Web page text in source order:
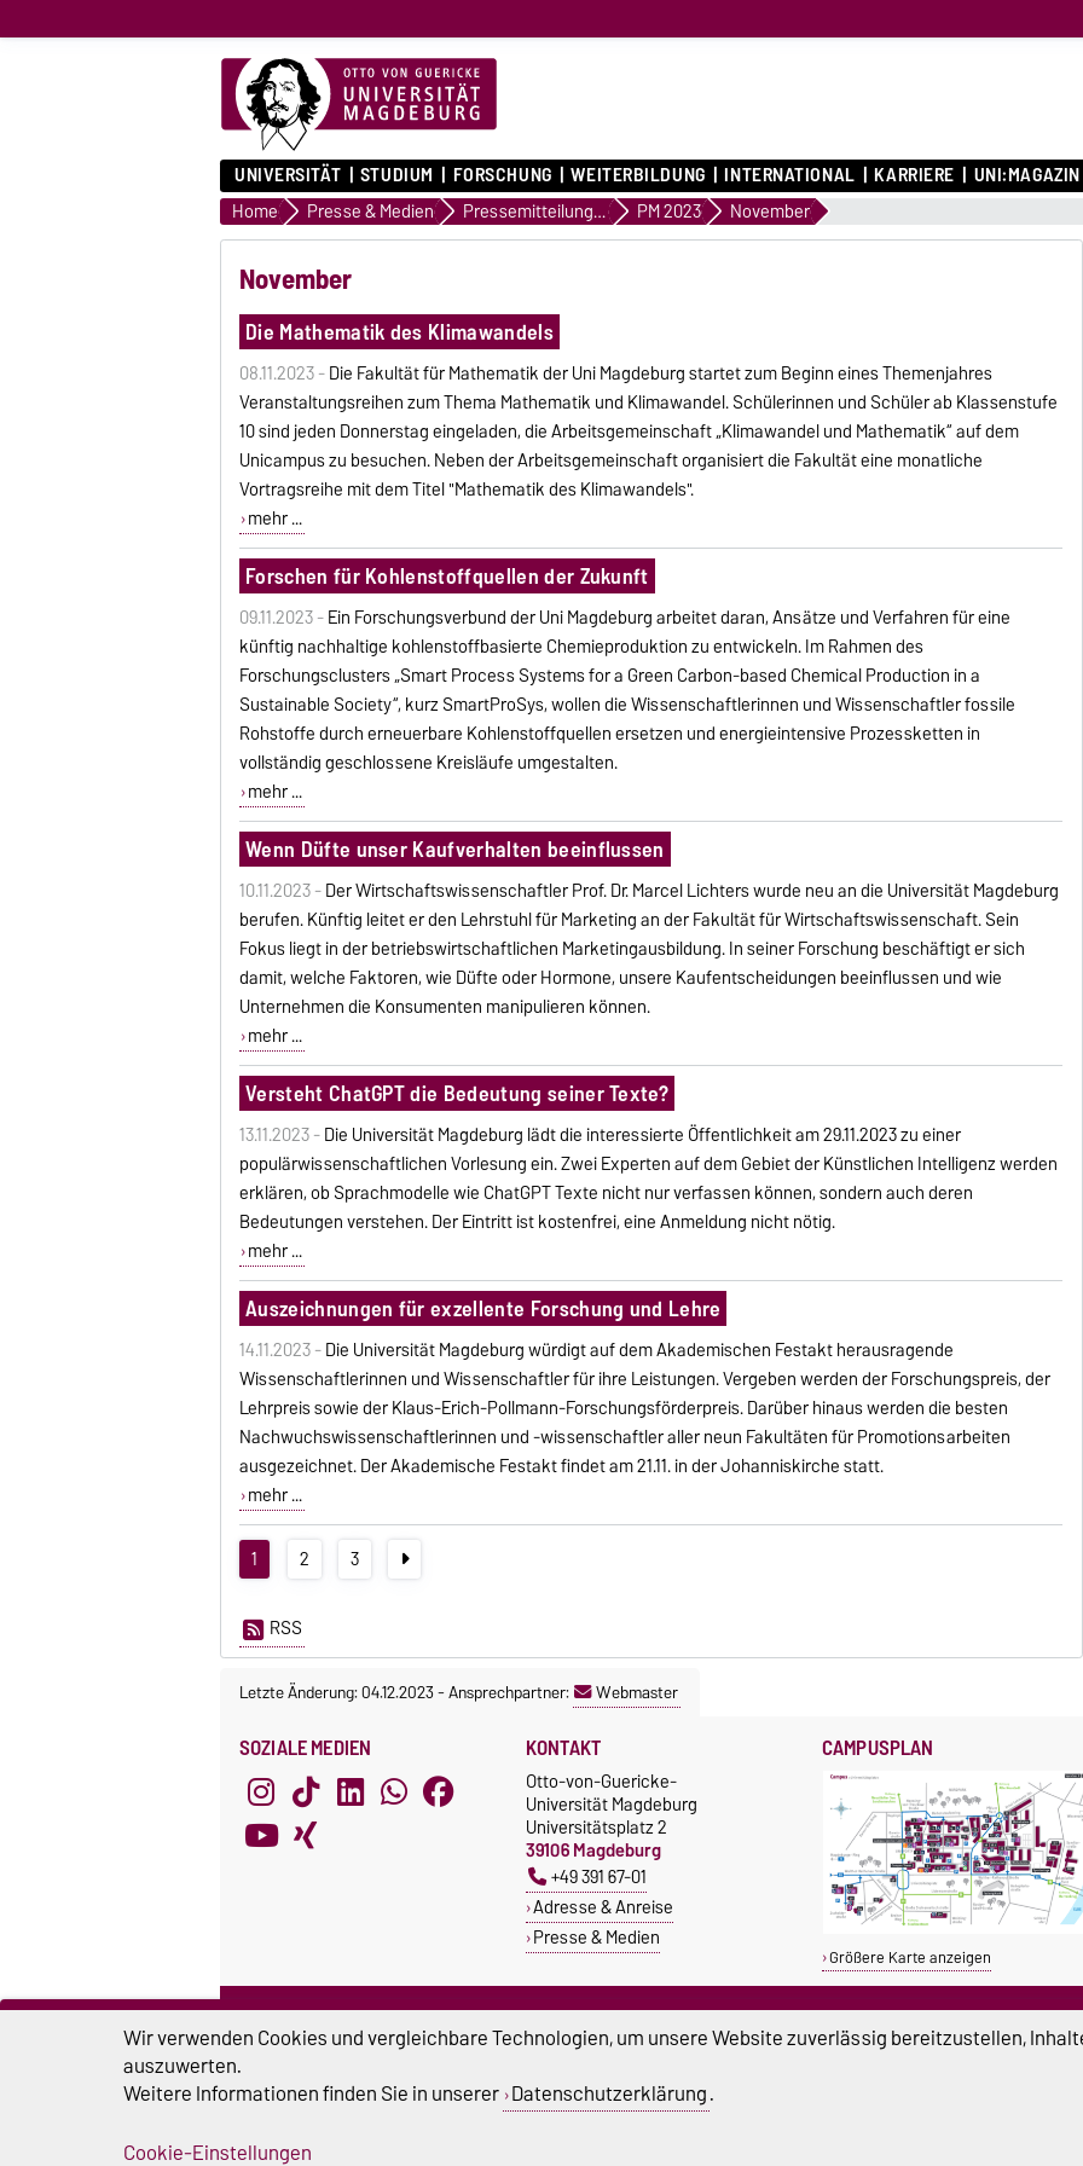
UNIVERSITÄT STUDIUM FORSCHUNG WEITERBILDUNG INTERNATIONAL KARRIERE UNI:MAGAZIN
Home Presse & Medien Pressemitteilungen PM 2023 November
November
Die Mathematik des Klimawandels
08.11.2023 -Die Fakultät für Mathematik der Uni Magdeburg startet zum Beginn eines Themenjahres
Veranstaltungsreihen zum Thema Mathematik und Klimawandel. Schülerinnen und Schüler ab Klassenstufe
10 sind jeden Donnerstag eingeladen, die Arbeitsgemeinschaft „Klimawandel und Mathematik“ auf dem
Unicampus zu besuchen. Neben der Arbeitsgemeinschaft organisiert die Fakultät eine monatliche
Vortragsreihe mit dem Titel "Mathematik des Klimawandels".
mehr ...
Forschen für Kohlenstoffquellen der Zukunft
09.11.2023 -Ein Forschungsverbund der Uni Magdeburg arbeitet daran, Ansätze und Verfahren für eine
künftig nachhaltige kohlenstoffbasierte Chemieproduktion zu entwickeln. Im Rahmen des
Forschungsclusters „Smart Process Systems for a Green Carbon-based Chemical Production in a
Sustainable Society“, kurz SmartProSys, wollen die Wissenschaftlerinnen und Wissenschaftler fossile
Rohstoffe durch erneuerbare Kohlenstoffquellen ersetzen und energieintensive Prozessketten in
vollständig geschlossene Kreisläufe umgestalten.
mehr ...
Wenn Düfte unser Kaufverhalten beeinflussen
10.11.2023 -Der Wirtschaftswissenschaftler Prof. Dr. Marcel Lichters wurde neu an die Universität Magdeburg
berufen. Künftig leitet er den Lehrstuhl für Marketing an der Fakultät für Wirtschaftswissenschaft. Sein
Fokus liegt in der betriebswirtschaftlichen Marketingausbildung. In seiner Forschung beschäftigt er sich
damit, welche Faktoren, wie Düfte oder Hormone, unsere Kaufentscheidungen beeinflussen und wie
Unternehmen die Konsumenten manipulieren können.
mehr ...
Versteht ChatGPT die Bedeutung seiner Texte?
13.11.2023 -Die Universität Magdeburg lädt die interessierte Öffentlichkeit am 29.11.2023 zu einer
populärwissenschaftlichen Vorlesung ein. Zwei Experten auf dem Gebiet der Künstlichen Intelligenz werden
erklären, ob Sprachmodelle wie ChatGPT Texte nicht nur verfassen können, sondern auch deren
Bedeutungen verstehen. Der Eintritt ist kostenfrei, eine Anmeldung nicht nötig.
mehr ...
Auszeichnungen für exzellente Forschung und Lehre
14.11.2023 -Die Universität Magdeburg würdigt auf dem Akademischen Festakt herausragende
Wissenschaftlerinnen und Wissenschaftler für ihre Leistungen. Vergeben werden der Forschungspreis, der
Lehrpreis sowie der Klaus-Erich-Pollmann-Forschungsförderpreis. Darüber hinaus werden die besten
Nachwuchswissenschaftlerinnen und -wissenschaftler aller neun Fakultäten für Promotionsarbeiten
ausgezeichnet. Der Akademische Festakt findet am 21.11. in der Johanniskirche statt.
mehr ...
1 2 3
RSS
Letzte Änderung: 04.12.2023-Ansprechpartner: Webmaster
SOZIALE MEDIEN KONTAKT
Otto-von-Guericke-
Universität Magdeburg
Universitätsplatz 2
39106 Magdeburg
+49 391 67-01
Adresse & Anreise
Presse & Medien
CAMPUSPLAN
Größere Karte anzeigen
ZERTIFIKATE
Familie in der Hochschule
Systemakkreditierung
STUDIUM & CAMPUS
Stipendien
Studentenwerk
Unishop
SERVICE
Beratung und Unterstützung
Wir verwenden Cookies und vergleichbare Technologien, um unsere Website zuverlässig bereitzustellen,
auszuwerten.
Weitere Informationen finden Sie in unserer Datenschutzerklärung.
Cookie-Einstellungen